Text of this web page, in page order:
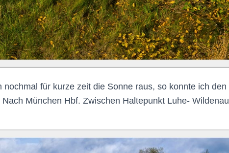
für kurze zeit die Sonne raus, so konnte ich den
München Hbf. Zwischen Haltepunkt Luhe- Wildenau